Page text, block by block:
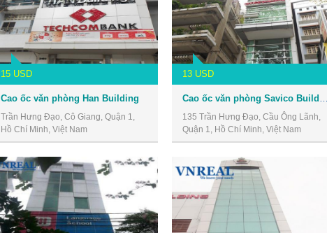
15 USD
Cao ốc văn phòng Han Building
Trần Hưng Đạo, Cô Giang, Quận 1,
Hồ Chí Minh, Việt Nam
13 USD
135 Trần Hưng Đạo, Cầu Ông Lãnh,
Quận 1, Hồ Chí Minh, Việt Nam